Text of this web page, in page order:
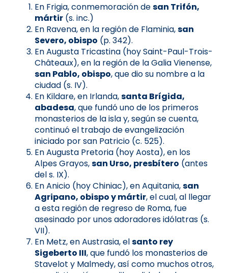
En Frigia, conmemoración desan Trifón,
mártir (s. inc.)
En Ravena, en la región de Flaminia,san
Severo, obispo (p. 342).
En Augusta Tricastina (hoy Saint-Paul-Trois-
Châteaux), en la región de la Galia Vienense,
san Pablo, obispo, que dio su nombre a la
ciudad (s. IV).
En Kildare, en Irlanda,santa Brígida,
abadesa, que fundó uno de los primeros
monasterios de la isla y, según se cuenta,
continuó el trabajo de evangelización
iniciado por san Patricio (c. 525).
En Augusta Pretoria (hoy Aosta), en los
Alpes Grayos,san Urso, presbítero (antes
del s. IX).
En Anicio (hoy Chiniac), en Aquitania,san
Agripano, obispo y mártir, el cual, al llegar
a esta región de regreso de Roma, fue
asesinado por unos adoradores idólatras (s.
VII).
En Metz, en Austrasia, elsanto rey
Sigeberto III, que fundó los monasterios de
Stavelot y Malmedy, así como muchos otros,